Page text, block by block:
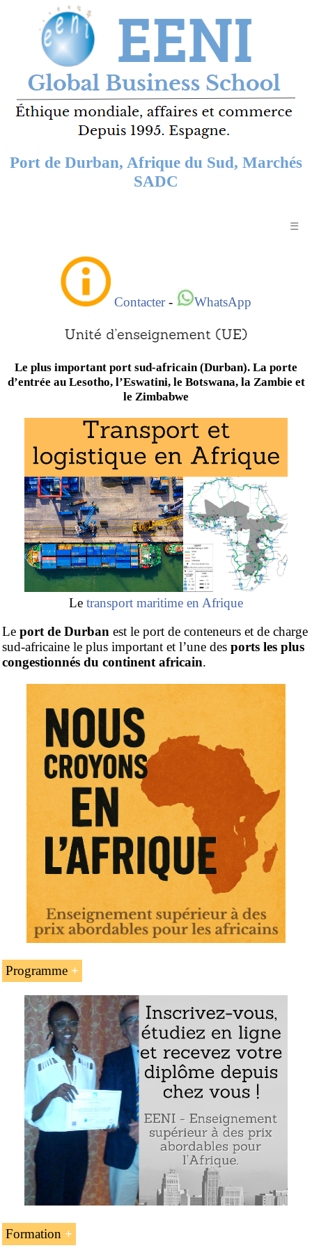
Port de Durban, Afrique du Sud, Marchés
SADC
☰
Contacter- WhatsApp
Le plus important port sud-africain (Durban). La porte
d’entrée au Lesotho, l’Eswatini, le Botswana, la Zambie et
le Zimbabwe
Le transport maritime en Afrique
Le port de Durban est le port de conteneurs et de charge
sud-africaine le plus important et l’une des ports les plus
congestionnés du continent africain.
Programme
L’introduction aux ports de l’Afrique du Sud
L’Autorité portuaire de l’Afrique du Sud
(Transnet)
Le port de Durban
L’accès aux pays enclavés d’Afrique australe (le
Botswana, le Lesotho, l’Eswatini, la Zambie et le
Zimbabwe)
Les autres ports sud-africains : Est London, le Cap,
Mossel Bay, Ngqura, le port Élizabeth, Saldanha et
Richards Bay
Exemple : le port de Durban (Afrique du Sud)
Formation